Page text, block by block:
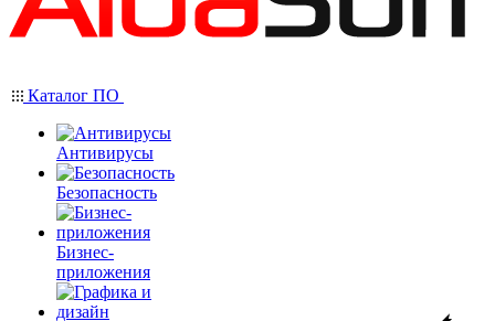
Каталог ПО
Антивирусы
Безопасность
Бизнес-
приложения